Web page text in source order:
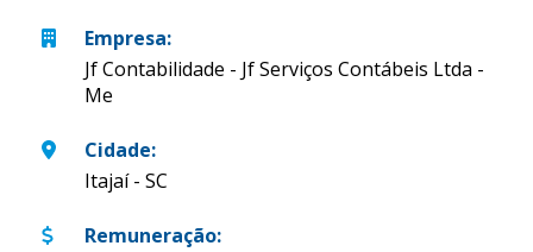
Empresa:
Jf Contabilidade - Jf Serviços Contábeis Ltda -
Me
Cidade:
Itajaí - SC
Remuneração: